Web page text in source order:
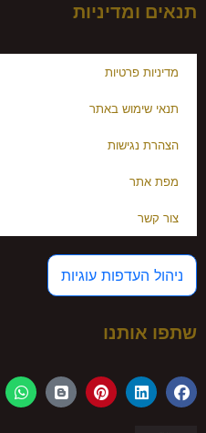
תנאים ומדיניות
מדיניות פרטיות
תנאי שימוש באתר
הצהרת נגישות
מפת אתר
צור קשר
ניהול העדפות עוגיות
שתפו אותנו